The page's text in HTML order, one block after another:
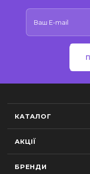
КАТАЛОГ
АКЦІЇ
БРЕНДИ